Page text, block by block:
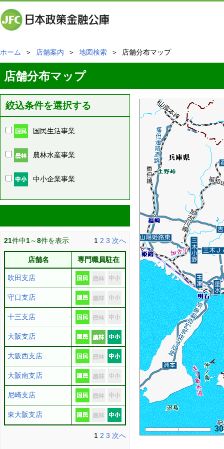
ホーム ＞ 店舗案内 ＞ 地図検索 ＞ 店舗分布マップ
店舗分布マップ
絞込条件を選択する
国民生活事業
農林水産事業
中小企業事業
21件中1～8件を表示 1 2 3 次へ
店舗名 専門職員駐在
吹田支店
守口支店
十三支店
大阪支店
大阪西支店
大阪南支店
尼崎支店
東大阪支店
1 2 3 次へ